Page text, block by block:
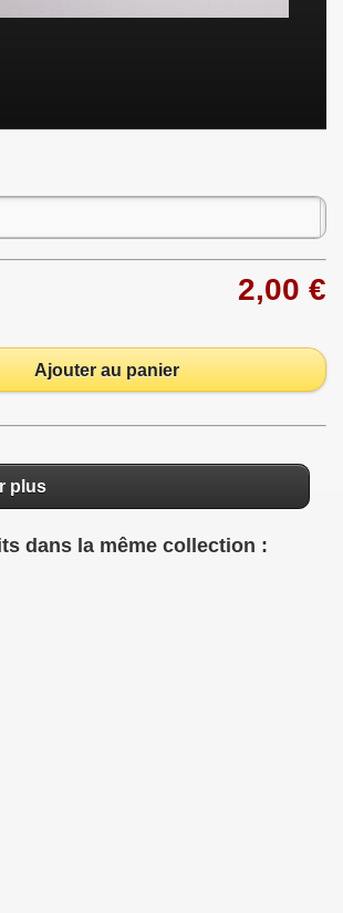
2,00 €
Ajouter au panier
plus
dans la même collection :